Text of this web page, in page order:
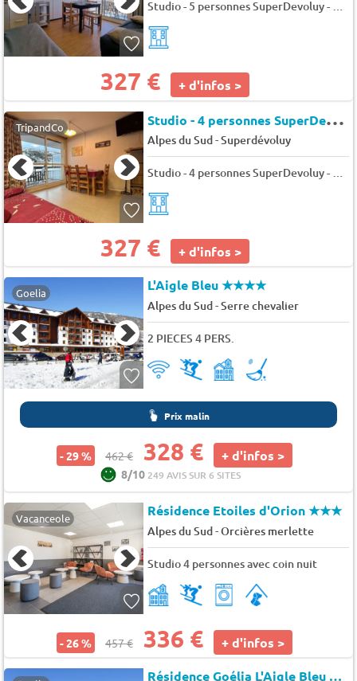
Studio - 5 personnes SuperDevoluy - Bois d'aurouze puy
327 € + d'infos >
TripandCo S
tudio - 4 personnes SuperDevoluy - Bois d'aurouze costebelle
Alpes du Sud-Superdévoluy
Studio - 4 personnes SuperDevoluy - Bois d'aurouze costebelle
327 € + d'infos >
Goelia L'Aigle Bleu★★★★
Alpes du Sud-Serre chevalier
2 PIECES 4 PERS.
Prix malin
- 29 % 462 € 328 € + d'infos >
8/10 249 AVIS SUR 6 SITES
Vacanceole Résidence Etoiles d'Orion★★★
Alpes du Sud-Orcières merlette
Studio 4 personnes avec coin nuit
- 26 % 457 € 336 € + d'infos >
Résidence Goélia L'Aigle Bleu